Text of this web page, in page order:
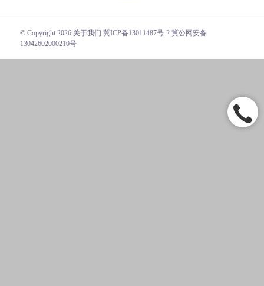
© Copyright 2026. 关于我们 冀ICP备13011487号-2 冀公网安备
13042602000210号